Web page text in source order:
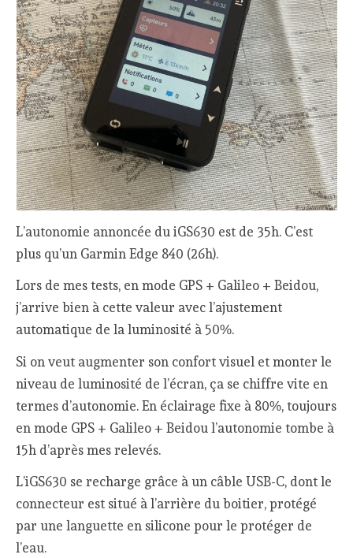
L’autonomie annoncée du iGS630 est de 35h. C’est
plus qu’un Garmin Edge 840 (26h).
Lors de mes tests, en mode GPS + Galileo + Beidou,
j’arrive bien à cette valeur avec l’ajustement
automatique de la luminosité à 50%.
Si on veut augmenter son confort visuel et monter le
niveau de luminosité de l’écran, ça se chiffre vite en
termes d’autonomie. En éclairage fixe à 80%, toujours
en mode GPS + Galileo + Beidou l’autonomie tombe à
15h d’après mes relevés.
L’iGS630 se recharge grâce à un câble USB-C, dont le
connecteur est situé à l’arrière du boitier, protégé
par une languette en silicone pour le protéger de
l’eau.